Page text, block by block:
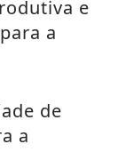
e
a
de
a